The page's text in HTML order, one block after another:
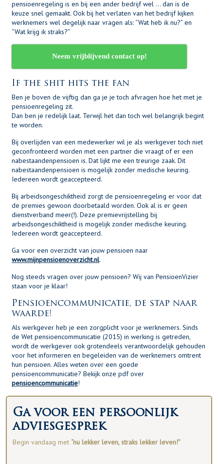
pensioenregeling is en bij een ander bedrijf wel … dan is de
keuze snel gemaakt. Ook bij het verlaten van het bedrijf kijken
werknemers wel degelijk naar vragen als: “Wat heb ik nu?” en
“Wat krijg ik straks?”
Neem vrijblijvend contact op!
If the shit hits the fan
Ben je boven de vijftig dan ga je je toch afvragen hoe het met je
pensioenregeling zit.
Dan ben je redelijk laat. Terwijl het dan toch wel belangrijk begint
te worden.
Bij overlijden van een medewerker wil je als werkgever toch niet
geconfronteerd worden met een partner die vraagt of er een
nabestaandenpensioen is. Dat lijkt me een treurige zaak. Dit
nabestaandenpensioen is mogelijk zonder medische keuring.
Iedereen wordt geaccepteerd.
Bij arbeidsongeschiktheid zorgt de pensioenregeling er voor dat
de premies gewoon doorbetaald worden. Ook al is er geen
dienstverband meer(!). Deze premievrijstelling bij
arbeidsongeschiktheid is mogelijk zonder medische keuring.
Iedereen wordt geaccepteerd.
Ga voor een overzicht van jouw pensioen naar
www.mijnpensioenoverzicht.nl.
Nog steeds vragen over jouw pensioen? Wij van PensioenVizier
staan voor je klaar!
Pensioencommunicatie, de stap naar
waarde!
Als werkgever heb je een zorgplicht voor je werknemers. Sinds
de Wet pensioencommunicatie (2015) in werking is getreden,
wordt de werkgever ook grotendeels verantwoordelijk gehouden
voor het informeren en begeleiden van de werknemers omtrent
hun pensioen. Alles weten over een goede
pensioencommunicatie? Bekijk onze pdf over
pensioencommunicatie!
Ga voor een persoonlijk
adviesgesprek
Begin vandaag met “nu lekker leven, straks lekker leven!”